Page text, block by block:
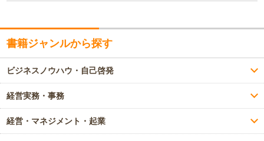
書籍ジャンルから探す
ビジネスノウハウ・自己啓発
経営実務・事務
経営・マネジメント・起業